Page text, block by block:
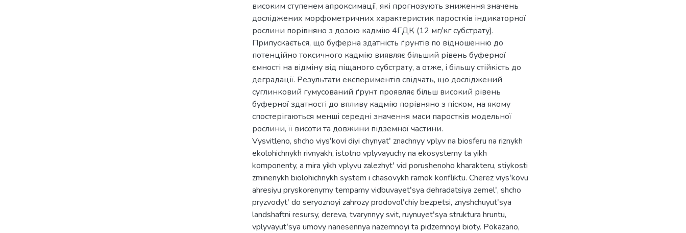
високим ступенем апроксимації, які прогнозують зниження значень
досліджених морфометричних характеристик паростків індикаторної
рослини порівняно з дозою кадмію 4ГДК (12 мг/кг субстрату).
Припускається, що буферна здатність ґрунтів по відношенню до
потенційно токсичного кадмію виявляє більший рівень буферної
ємності на відміну від піщаного субстрату, а отже, і більшу стійкість до
деградації. Результати експериментів свідчать, що досліджений
суглинковий гумусований ґрунт проявляє більш високий рівень
буферної здатності до впливу кадмію порівняно з піском, на якому
спостерігаються менші середні значення маси паростків модельної
рослини, її висоти та довжини підземної частини.
Vysvitleno, shcho viysʹkovi diyi chynyatʹ znachnyy vplyv na biosferu na riznykh
ekolohichnykh rivnyakh, istotno vplyvayuchy na ekosystemy ta yikh
komponenty, a mira yikh vplyvu zalezhytʹ vid porushenoho kharakteru, stiykosti
zminenykh biolohichnykh system i chasovykh ramok konfliktu. Cherez viysʹkovu
ahresiyu pryskorenymy tempamy vidbuvayetʹsya dehradatsiya zemelʹ, shcho
pryzvodytʹ do seryoznoyi zahrozy prodovolʹchiy bezpetsi, znyshchuyutʹsya
landshaftni resursy, dereva, tvarynnyy svit, ruynuyetʹsya struktura hruntu,
vplyvayutʹsya umovy nanesennya nazemnoyi ta pidzemnoyi bioty. Pokazano,